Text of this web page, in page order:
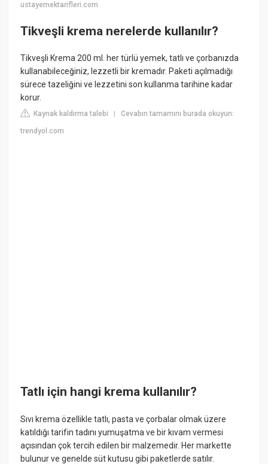
ustayemektarifleri.com
Tikveşli krema nerelerde kullanılır?
Tikveşli Krema 200 ml. her türlü yemek, tatlı ve çorbanızda
kullanabileceğiniz, lezzetli bir kremadır. Paketi açılmadığı
sürece tazeliğini ve lezzetini son kullanma tarihine kadar
korur.
Kaynak kaldırma talebi |Cevabın tamamını burada okuyun:
trendyol.com
Tatlı için hangi krema kullanılır?
Sıvı krema özellikle tatlı, pasta ve çorbalar olmak üzere
katıldığı tarifin tadını yumuşatma ve bir kıvam vermesi
açısından çok tercih edilen bir malzemedir. Her markette
bulunur ve genelde süt kutusu gibi paketlerde satılır.